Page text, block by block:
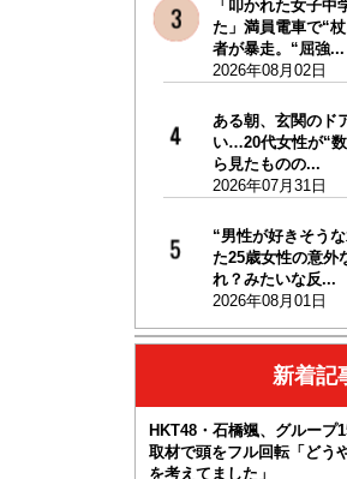
「叩かれた女子中
た」満員電車で“
者が暴走。“屈強...
2026年08月02日
ある朝、玄関のド
い…20代女性が“
ら見たものの...
2026年07月31日
“男性が好きそう
た25歳女性の意外
れ？みたいな反...
2026年08月01日
新着記
HKT48・石橋颯、グループ
取材で頭をフル回転「どう
を考えてました」